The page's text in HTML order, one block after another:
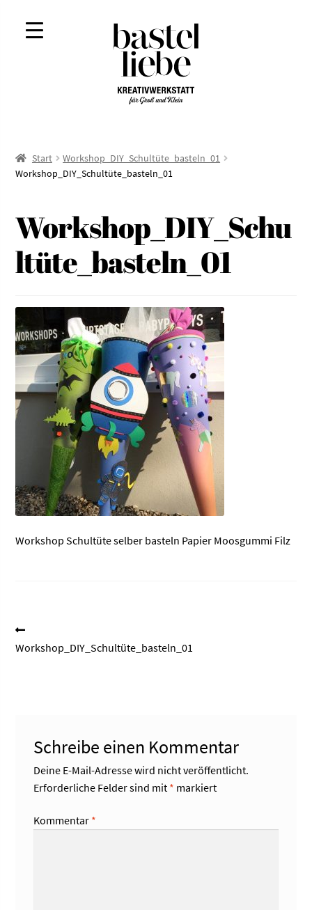
Zur
Navigation
springen
Zum
Inhalt
springen
Start
Workshop_DIY_Schultüte_basteln_01
Workshop_DIY_Schultüte_basteln_01
Workshop_DIY_Schu
ltüte_basteln_01
Workshop Schultüte selber basteln Papier Moosgummi Filz
Beitragsnavigation
Beitrag:
Workshop_DIY_Schultüte_basteln_01
Schreibe einen Kommentar
Deine E-Mail-Adresse wird nicht veröffentlicht.
Erforderliche Felder sind mit * markiert
Kommentar *